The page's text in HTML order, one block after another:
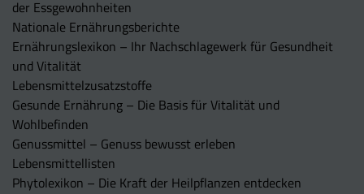
der Essgewohnheiten
Nationale Ernährungsberichte
Ernährungslexikon – Ihr Nachschlagewerk für Gesundheit
und Vitalität
Lebensmittelzusatzstoffe
Gesunde Ernährung – Die Basis für Vitalität und
Wohlbefinden
Genussmittel – Genuss bewusst erleben
Lebensmittellisten
Phytolexikon – Die Kraft der Heilpflanzen entdecken